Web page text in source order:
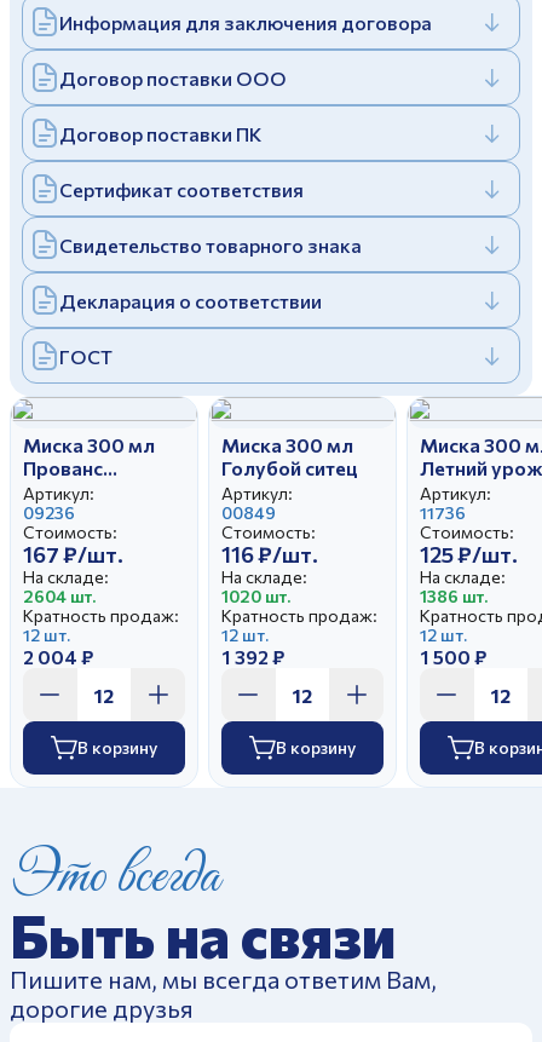
Отправить
Заполняя и отправляя форму, вы соглашаетесь
cполитикой конфиденциальности
Заполняя и отправляя форму, вы соглашаетесь
cполитикой конфиденциальности
Дулевский фарфоровый завод ©
Политика конфиденциальности
Информация для заключения договора
Договор поставки ООО
Договор поставки ПК
Сертификат соответствия
Свидетельство товарного знака
Декларация о соответствии
ГОСТ
Миска 300 мл
Прованс
бортовой
Артикул:
09236
Стоимость:
167 ₽/шт.
На складе:
2604 шт.
Кратность продаж:
12 шт.
2 004 ₽
В корзину
Миска 300 мл
Голубой ситец
Артикул:
00849
Стоимость:
116 ₽/шт.
На складе:
1020 шт.
Кратность продаж:
12 шт.
1 392 ₽
В корзину
Миска 300
Летний
Артикул:
11736
Стоимость:
125 ₽/шт.
На складе:
1386 шт.
Кратность
12 шт.
1 500 ₽
В
Это всегда
Быть на связи
Пишите нам, мы всегда ответим Вам,
дорогие друзья